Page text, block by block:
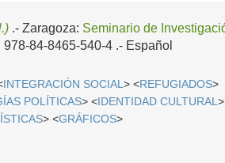
.-Zaragoza: Seminario de
84-8465-540-4 .- Español
INTEGRACIÓN SOCIAL> <REFUGIADOS>
POLÍTICAS> < IDENTIDAD CULTURAL>
> <GRÁFICOS>